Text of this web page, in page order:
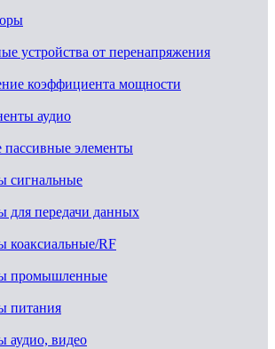
устройства от перенапряжения
коэффициента мощности
аудио
пассивные элементы
сигнальные
для передачи данных
коаксиальные/RF
промышленные
питания
аудио, видео